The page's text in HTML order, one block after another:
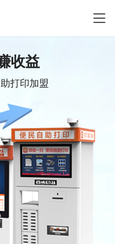
收益
打印加盟